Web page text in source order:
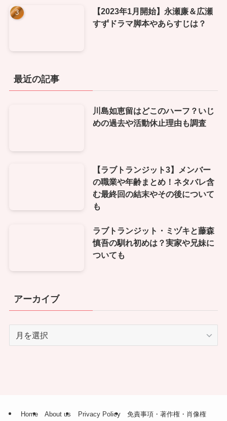
【2023年1月開始】永瀬廉＆広瀬
すずドラマ脚本やあらすじは？
最近の記事
川島如恵留はどこのハーフ？いじ
めの過去や活動休止理由も調査
【ラブトランジット3】メンバー
の職業や年齢まとめ！ネタバレ含
む最終回の結末やその後について
も
ラブトランジット・ミヅキと藤森
慎吾の馴れ初めは？実家や兄妹に
ついても
アーカイブ
Home About us Privacy Policy 免責事項・著作権・肖像権